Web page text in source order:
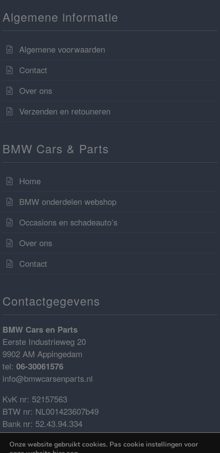
Algemene informatie
Algemene voorwaarden
Contact
Over ons
Verzenden en retouneren
BMW Cars & Parts
Home
BMW onderdelen webshop
Occasions en schadeauto’s
Over ons
Contact
Contactgegevens
BMW Cars en Parts
Eerste Industrieweg 20
9902 AM Appingedam
tel: 06-30061576
info@bmwcarsenparts.nl
KvK nr: 52157563
BTW nr: NL001423607b49
Bank nr: 52.43.94.334
IBAN: NL68ABNA0524394334
BIC: ABNANL2A
Onze website gebruikt cookies. Pas cookie instellingen voor